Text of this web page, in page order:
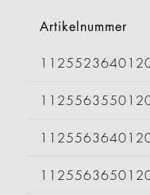
Artikelnummer